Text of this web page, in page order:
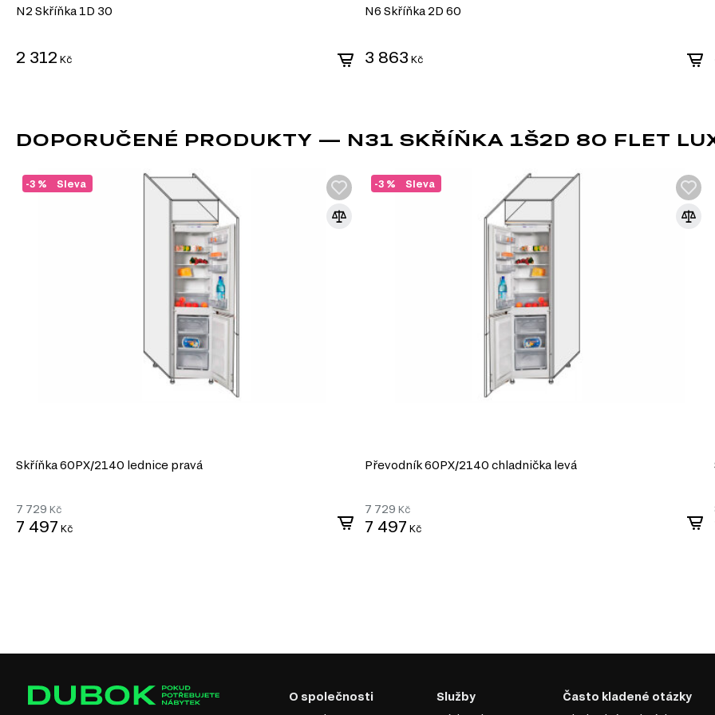
pryskyřic. Díky svým vlastnostem se
základ pro lakování, laminaci nebo nanášení
Snadné zpracování. Materiál se dobře hodí pro
Ekologičnost. Kvalitní desky MDF jsou
moderní ekologické standardy.
MDF je univerzální materiál, který
činí ideální volbu pro výrobu nábytku v
N2 Skříňka 1D 30
2 312 Kč
N6 Skříňka 2D 60
3 863 Kč
DOPORUČENÉ PRODUKTY — N31 SKŘÍŇKA 1Š2D 80 FLET
Sleva
-3 %
Skříňka 60PХ/2140 lednice pravá
7 729 Kč
7 497 Kč
Sleva
-3 %
Převodník 60PХ/2140 chladnička levá
7 729 Kč
7 497 Kč
O společnosti
Služby
Často kladené otázky